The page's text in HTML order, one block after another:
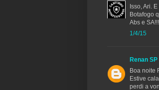
Isso, Ari.
Botafogo
Abs e SA!!!
1/4/15
Renan SP
Boa noite
Estive
perdi a